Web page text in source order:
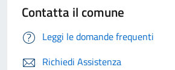
Contatta il comune
Leggi le domande frequenti
Richiedi Assistenza